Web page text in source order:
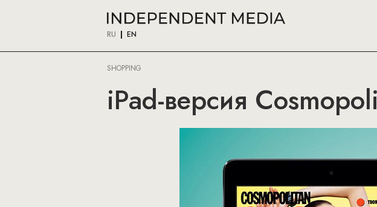
RU EN
SHOPPING
iPad-версия